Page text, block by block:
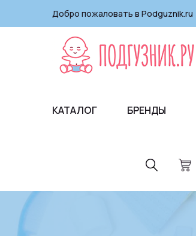
Добро пожаловать в Podguznik.ru
КАТАЛОГ БРЕНДЫ